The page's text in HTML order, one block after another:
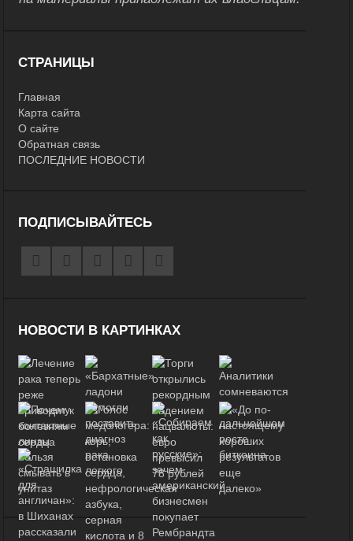
СТРАНИЦЫ
Главная
Карта сайта
О сайте
Обратная связь
ПОСЛЕДНИЕ НОВОСТИ
ПОДПИСЫВАЙТЕСЬ
НОВОСТИ В КАРТИНКАХ